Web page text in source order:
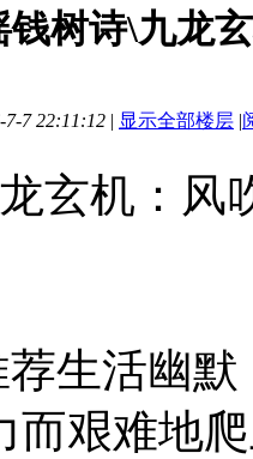
钱树诗\九龙
7 22:11:12 | 显示全部楼层 |
玄机：风
荐生活幽
而艰难地